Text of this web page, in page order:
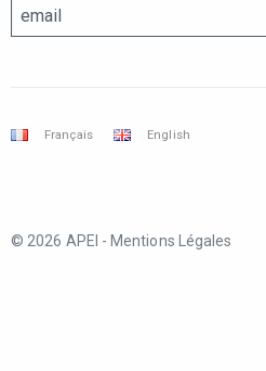
Français English
© 2026 APEI -Mentions Légales